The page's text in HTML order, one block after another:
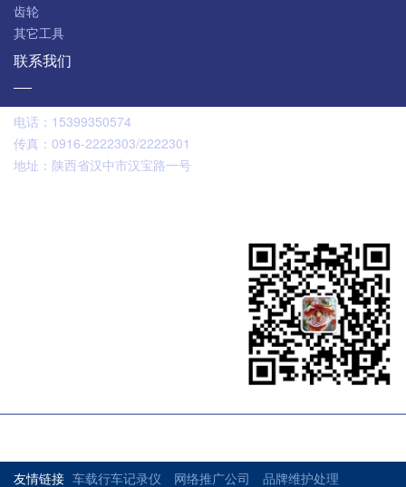
齿轮
其它工具
联系我们
电话： 15399350574
传真： 0916-2222303/2222301
地址： 陕西省汉中市汉宝路一号
友情链接 车载行车记录仪 网络推广公司 品牌维护处理